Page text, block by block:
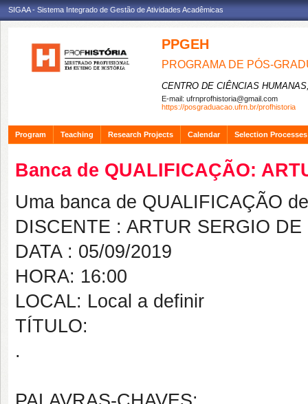
SIGAA - Sistema Integrado de Gestão de Atividades Acadêmicas
PPGEH
PROGRAMA DE PÓS-
CENTRO DE CIÊNCIAS
E-mail: ufrnprofhistoria@gmail.com
https://posgraduacao.ufrn.br/profhistoria
Program Teaching Research Projects Calendar Selection Processes
Banca de QUALIFICAÇÃO:
Uma banca de QUALIFICAÇÃO
DISCENTE : ARTUR SERGIO
DATA : 05/09/2019
HORA: 16:00
LOCAL: Local a definir
TÍTULO:
.